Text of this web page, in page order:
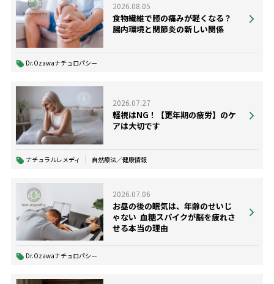
2026.08.05
食物繊維で膝の痛みが軽くなる？
腸内環境と関節炎の新しい関係
Dr.Ozawaナチュロパシー
2026.07.27
軽視はNG！【更年期の疲労】のケ
アは大切です
ナチュラルレメディ 自然療法／健康情報
2026.07.06
お昼の後の眠気は、年齢のせいじ
ゃない ―― 血糖スパイクが脳を疲れさ
せる本当の理由
Dr.Ozawaナチュロパシー